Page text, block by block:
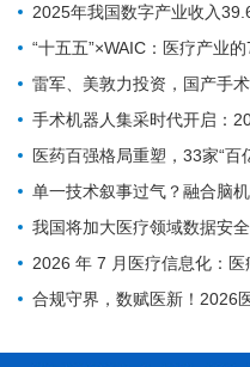
2025年我国数字产业收入
“十五五”×WAIC：医疗产业
雷军、美敦力投资，国产手
手术机器人集采时代开启：2026
医药百强格局重塑，33家“百
单一技术叙事过气？融合脑机接口
我国将加大医疗领域数据安
2026 年 7 月医疗信息化：医疗数据要素全面
合规守界，数赋医新！2026医疗数据资产流